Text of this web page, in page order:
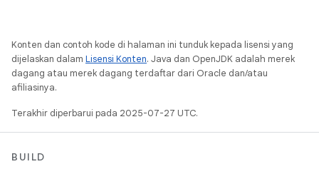
Konten dan contoh kode di halaman ini tunduk kepada lisensi yang
dijelaskan dalam Lisensi Konten. Java dan OpenJDK adalah merek
dagang atau merek dagang terdaftar dari Oracle dan/atau
afiliasinya.
Terakhir diperbarui pada 2025-07-27 UTC.
BUILD